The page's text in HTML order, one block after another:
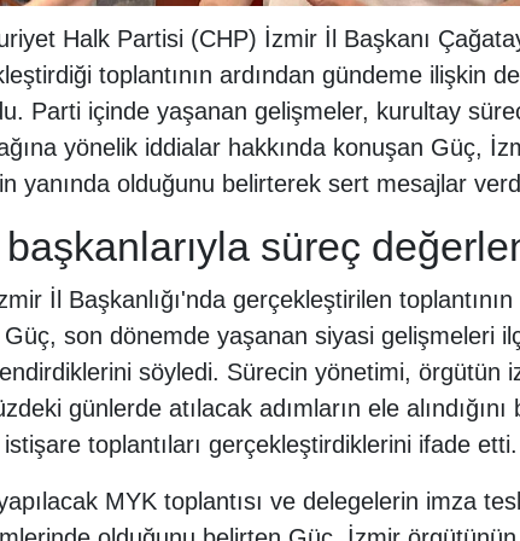
Halk Partisi (CHP) İzmir İl Başkanı
toplantının ardından gündeme ilişkin
Parti içinde yaşanan gelişmeler, kurultay
yönelik iddialar hakkında konuşan Güç,
yanında olduğunu belirterek sert mesajlar
süreç
İl Başkanlığı'nda gerçekleştirilen toplantının
son dönemde yaşanan siyasi gelişmeleri
söyledi. Sürecin yönetimi, örgütün
günlerde atılacak adımların ele
toplantıları gerçekleştirdiklerini ifade etti.
MYK toplantısı ve delegelerin imza